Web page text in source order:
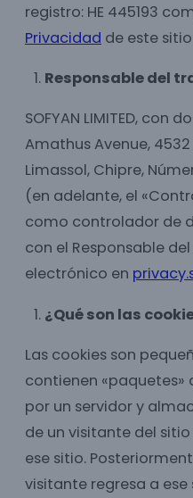
registro: HE 445193
Privacidad de este
Responsable del
SOFYAN LIMITED, con
Amathus Avenue,
Limassol, Chipre,
(en adelante, el
como controlador de
con el Responsable
electrónico en
¿Qué son las
Las cookies son
contienen
por un servidor y
de un visitante del
ese sitio.
visitante regresa a